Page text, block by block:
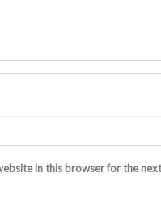
in this browser for the